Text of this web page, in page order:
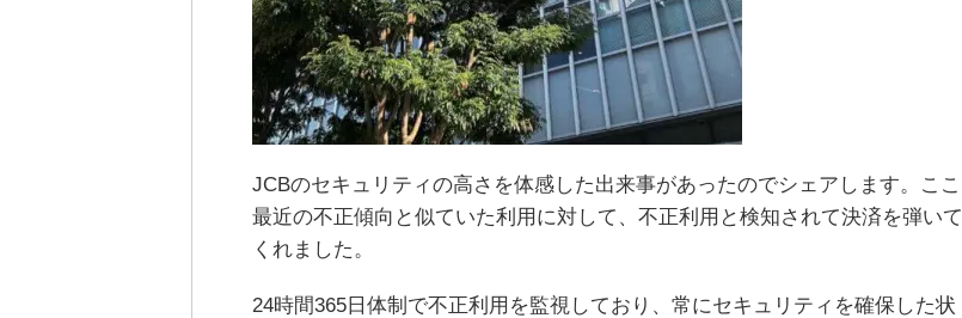
JCBのセキュリティの高さを体感した出来事があったのでシェアします。ここ
最近の不正傾向と似ていた利用に対して、不正利用と検知されて決済を弾いて
くれました。
24時間365日体制で不正利用を監視しており、常にセキュリティを確保した状